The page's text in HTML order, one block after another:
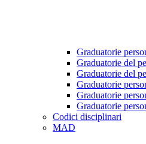
Graduatorie
Graduatorie del
Graduatorie del
Graduatorie
Graduatorie
Graduatorie
Codici disciplinari
MAD